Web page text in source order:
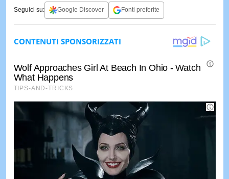
Seguici su: Google Discover Fonti preferite